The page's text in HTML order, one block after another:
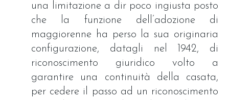
una limitazione a dir poco ingiusta posto
che la funzione dell’adozione di
maggiorenne ha perso la sua originaria
configurazione, datagli nel 1942, di
riconoscimento giuridico volto a
garantire una continuità della casata,
per cedere il passo ad un riconoscimento